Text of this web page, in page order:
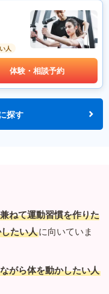
人
体験・相談予約
探す
ねて運動習慣を作りた
たい人に向いていま
がら体を動かしたい人